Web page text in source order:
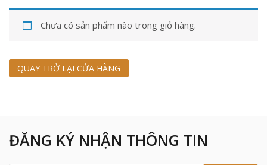
Chưa có sản phẩm nào trong giỏ hàng.
QUAY TRỞ LẠI CỬA HÀNG
ĐĂNG KÝ NHẬN THÔNG TIN